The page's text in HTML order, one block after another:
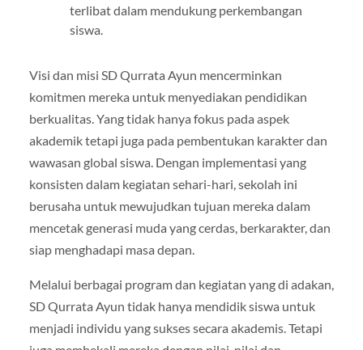
terlibat dalam mendukung perkembangan
siswa.
Visi dan misi SD Qurrata Ayun mencerminkan
komitmen mereka untuk menyediakan pendidikan
berkualitas. Yang tidak hanya fokus pada aspek
akademik tetapi juga pada pembentukan karakter dan
wawasan global siswa. Dengan implementasi yang
konsisten dalam kegiatan sehari-hari, sekolah ini
berusaha untuk mewujudkan tujuan mereka dalam
mencetak generasi muda yang cerdas, berkarakter, dan
siap menghadapi masa depan.
Melalui berbagai program dan kegiatan yang di adakan,
SD Qurrata Ayun tidak hanya mendidik siswa untuk
menjadi individu yang sukses secara akademis. Tetapi